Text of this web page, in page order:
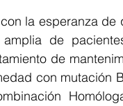
la esperanza
de
de
con mutación